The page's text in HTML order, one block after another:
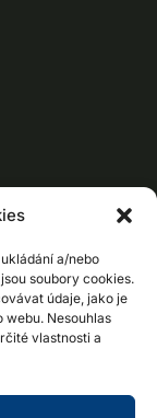
a/nebo
soubory cookies.
údaje, jako je
webu. Nesouhlas
vlastnosti a